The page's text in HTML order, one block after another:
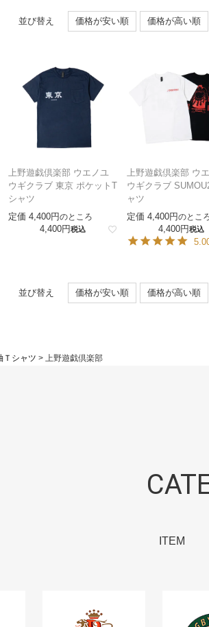
並び替え 価格が安い順 価格が高い順
上野遊戯倶楽部 ウエノユ
ウギクラブ 東京 ポケットT
シャツ
定価 4,400 のところ
4,400 税込
上野遊戯倶楽部 ウ
ウギクラブ
ャツ
定価 4,400 のとこ
4,400 税込
並び替え 価格が安い順 価格が高い順
Ｔシャツ 上野遊戯倶楽部
ITEM